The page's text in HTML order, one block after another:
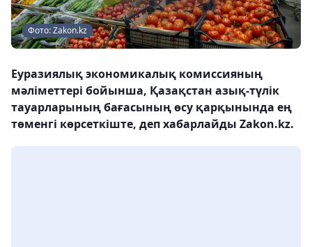
Фото: Zakon.kz
Еуразиялық экономикалық комиссияның
мәліметтері бойынша, Қазақстан азық-түлік
тауарларының бағасының өсу қарқынында ең
төменгі көрсеткіште, деп хабарлайды Zakon.kz.